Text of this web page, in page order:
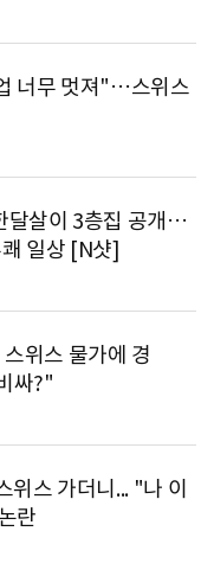
너무 멋져"…스위스
달살이 3층집 공개…
일상 [N샷]
위스 물가에 경
싸?"
위스 가더니... "나 이
란